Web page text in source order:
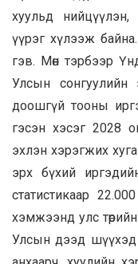
хуульд
үүрэг хүлээж
гэв. Мөн тэрбээр
Улсын сонгуулийн
доошгүй тооны
гэсэн хэсэг 2028
эхлэн хэрэгжих
эрх бүхий
статистикаар
хэмжээнд улс
Улсын дээд шүүхэд